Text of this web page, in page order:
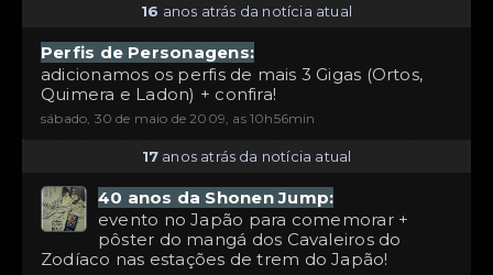
16 anos atrás da notícia atual
Perfis de Personagens:
adicionamos os perfis de mais 3 Gigas (Ortos,
Quimera e Ladon) + confira!
sábado, 30 de maio de 2009, as 10h56min
17anos atrás da notícia atual
40 anos da Shonen Jump:
evento no Japão para comemorar +
pôster do mangá dos Cavaleiros do
Zodíaco nas estações de trem do Japão!